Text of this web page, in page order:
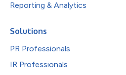
Reporting & Analytics
Solutions
PR Professionals
IR Professionals